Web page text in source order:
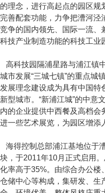
的理念，进行高起点的园区
完善配套功能，力争把漕河
竞争的国内领先、国际一流、
科技产业制造功能的科技工业
高科技园隔浦星路与浦江镇
城市发展“三城七镇”的重点城
发展理念建设成为具有中国特
新型城市。“新浦江城”的中意
内的企业提供中西餐及高档会
进一些艺术展览，为园区增添
海得控制总部浦江基地位于
块，于2011年10月正式启用
化率高于35%。由综合办公楼
仓储中心等构成，集研发、生